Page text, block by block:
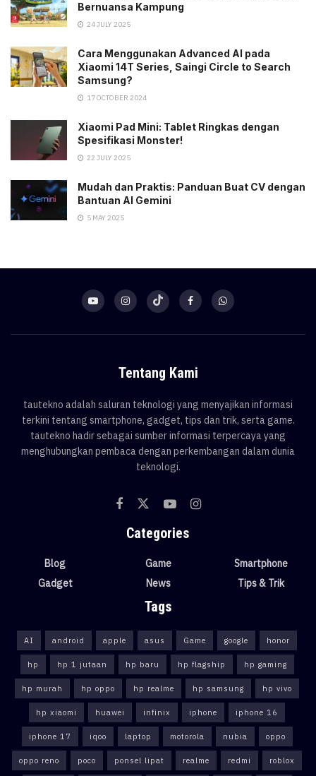
Bernuansa Kampung
24 JULY 2025
Cara Menggunakan Advanced AI pada
Xiaomi 14T Series, Saingi Circle to Search
Samsung?
17 OCTOBER 2024
Xiaomi Pad Mini: Tablet Ringkas dengan
Spesifikasi Monster!
22 JULY 2025
Mudah dan Praktis: Panduan Buat CV dengan
Bantuan AI Gemini
5 MAY 2025
Tentang Kami
tautekno adalah saluran teknologi yang menyajikan informasi
terkini tentang smartphone, gadget, tips dan trik, serta game.
tautekno hadir sebagai sumber informasi terpercaya yang
menghubungkan pembaca dengan perkembangan dalam dunia
teknologi.
Categories
Blog
Gadget
Game
News
Smartphone
Tips & Trik
Tags
AI android apple asus Game google honor
hp hp 1 jutaan hp baru hp flagship hp gaming
hp murah hp oppo hp realme hp samsung hp vivo
hp xiaomi huawei infinix iphone iphone 16
iphone 17 iqoo laptop motorola nubia oppo
oppo reno poco ponsel lipat realme redmi roblox